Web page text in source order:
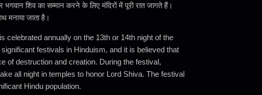
शिव का सम्मान करने के लिए मंदिरों में पूरी रात जागते हैं।
मनाया जाता है।
celebrated annually on the 13th or 14th night of the
festivals in Hinduism, and it is believed that
of destruction and creation. During the festival,
all night in temples to honor Lord Shiva. The festival
Hindu population.